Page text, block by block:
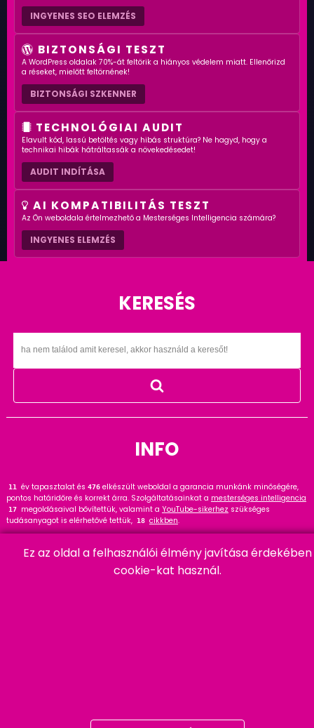
INGYENES SEO ELEMZÉS
BIZTONSÁGI TESZT
A WordPress oldalak 70%-át feltörik a hiányos védelem miatt. Ellenőrizd
a réseket, mielőtt feltörnének!
BIZTONSÁGI SZKENNER
TECHNOLÓGIAI AUDIT
Elavult kód, lassú betöltés vagy hibás struktúra? Ne hagyd, hogy a
technikai hibák hátráltassák a növekedésedet!
AUDIT INDÍTÁSA
AI KOMPATIBILITÁS TESZT
Az Ön weboldala értelmezhető a Mesterséges Intelligencia számára?
INGYENES ELEMZÉS
KERESÉS
INFO
12 év tapasztalat és 476elkészült weboldal a garancia munkánk minőségére,
pontos határidőre és korrekt árra. Szolgáltatásainkat a mesterséges intelligencia
17 megoldásaival bővítettük, valamint a YouTube-sikerhez szükséges
tudásanyagot is elérhetővé tettük, 18 cikkben.
szakértőként ajánlom a 91 cikket és bővítményt.
Ez az oldal a felhasználói élmény javítása érdekében
cookie-kat használ.